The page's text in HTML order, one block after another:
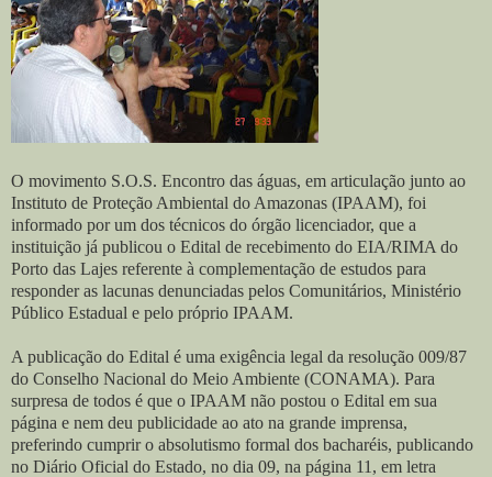
O movimento S.O.S. Encontro das águas, em articulação junto ao
Instituto de Proteção Ambiental do Amazonas (IPAAM), foi
informado por um dos técnicos do órgão licenciador, que a
instituição já publicou o Edital de recebimento do EIA/RIMA do
Porto das Lajes referente à complementação de estudos para
responder as lacunas denunciadas pelos Comunitários, Ministério
Público Estadual e pelo próprio IPAAM.
A publicação do Edital é uma exigência legal da resolução 009/87
do Conselho Nacional do Meio Ambiente (CONAMA). Para
surpresa de todos é que o IPAAM não postou o Edital em sua
página e nem deu publicidade ao ato na grande imprensa,
preferindo cumprir o absolutismo formal dos bacharéis, publicando
no Diário Oficial do Estado, no dia 09, na página 11, em letra